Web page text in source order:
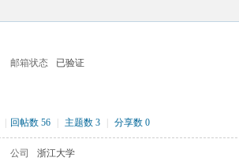
邮箱状态 已验证
回帖数 56 主题数 3 分享数 0
公司
浙江大学